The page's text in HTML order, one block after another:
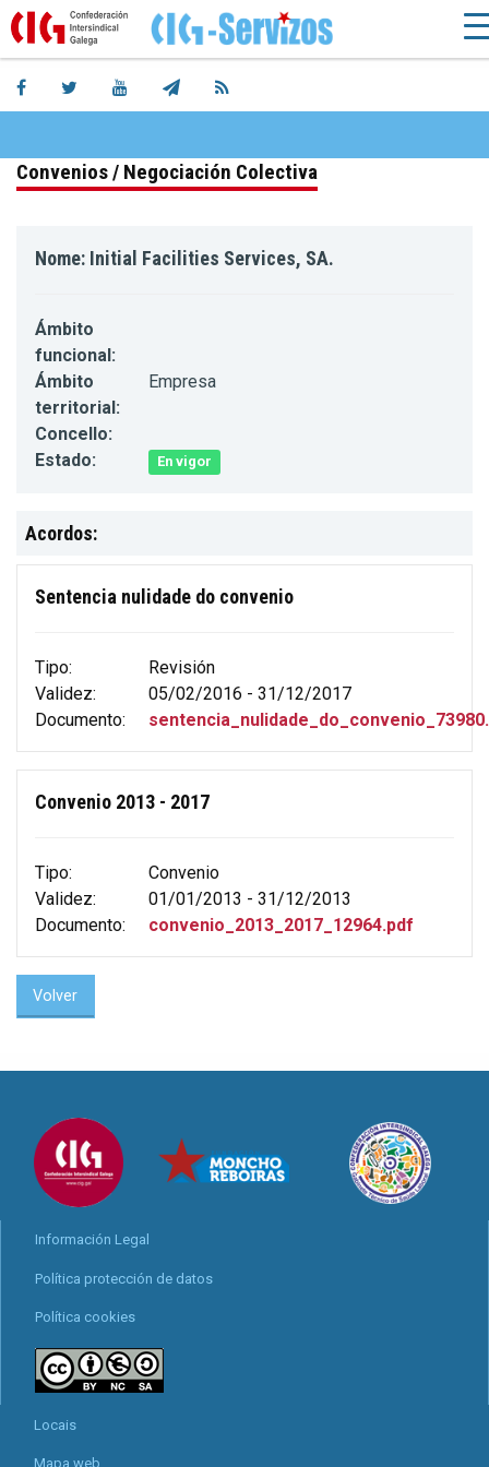
Convenios / Negociación Colectiva
Nome: Initial Facilities Services, SA.
Ámbito
funcional:
Ámbito
territorial:
Empresa
Concello:
Estado:
En vigor
Acordos:
Sentencia nulidade do convenio
Tipo:
Revisión
Validez:
05/02/2016 - 31/12/2017
Documento:
Convenio 2013 - 2017
Tipo:
Convenio
Validez:
01/01/2013 - 31/12/2013
Documento:
convenio_2013_2017_12964.pdf
Volver
Información Legal
Política protección de datos
Política cookies
Locais
Mapa web